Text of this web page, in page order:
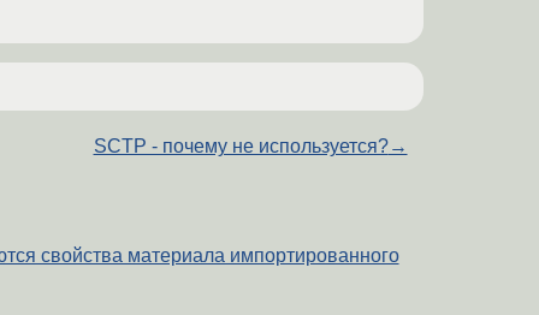
SCTP - почему не используется?→
свойства материала импортированного